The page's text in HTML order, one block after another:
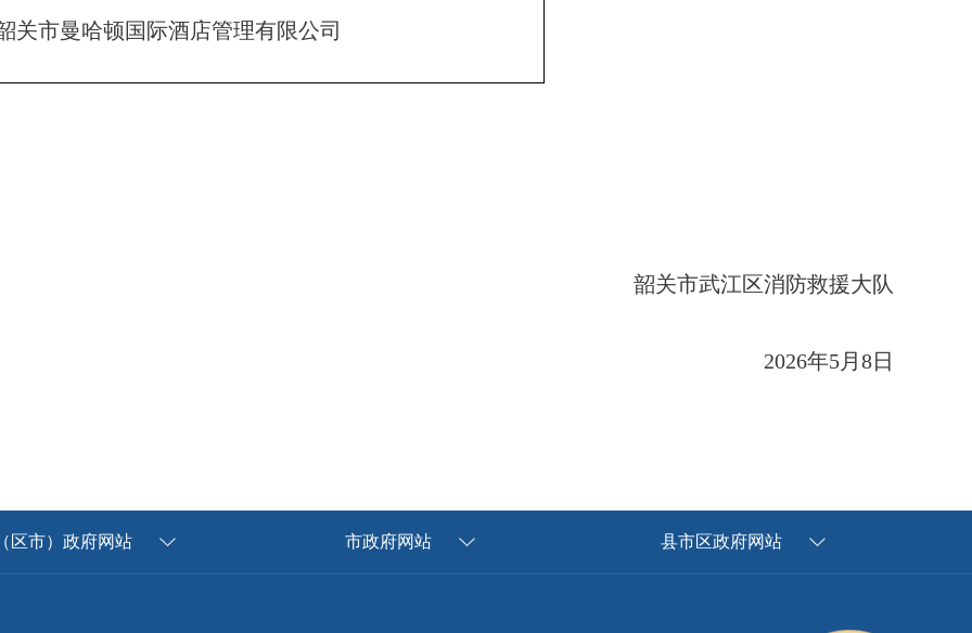
关市曼哈顿国际酒店管理有限公司
韶关市武江区消防救援大队
2026年5月8日
区市）政府网站 市政府网站 县市区政府网站